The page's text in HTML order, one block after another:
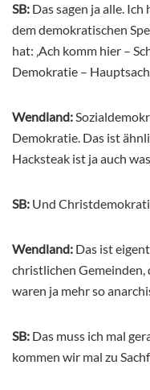
SB: Das sagen ja alle.
dem demokratischen
hat: ‚Ach komm hier –
Demokratie –
Wendland:
Demokratie. Das ist
Hacksteak ist ja auch
SB: Und
Wendland: Das ist
christlichen Gemeinden,
waren ja mehr so
SB: Das muss ich mal
kommen wir mal zu